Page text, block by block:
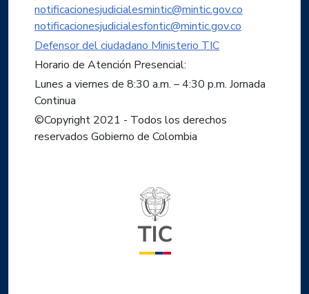
notificacionesjudicialesmintic@mintic.gov.co
notificacionesjudicialesfontic@mintic.gov.co
Defensor del ciudadano Ministerio TIC
Horario de Atención Presencial:
Lunes a viernes de 8:30 a.m. – 4:30 p.m. Jornada
Continua
©Copyright 2021 - Todos los derechos
reservados Gobierno de Colombia